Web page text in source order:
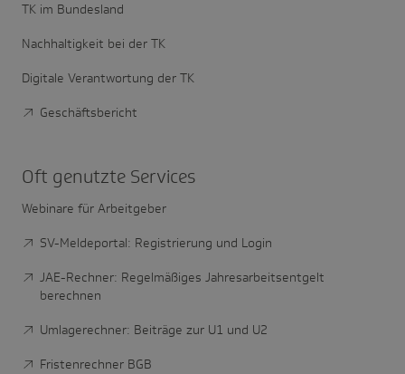
TK im Bundesland
Nachhaltigkeit bei der TK
Digitale Verantwortung der TK
Geschäftsbericht
Oft genutzte Services
Webinare für Arbeitgeber
SV-Meldeportal: Registrierung und Login
JAE-Rechner: Regelmäßiges Jahresarbeitsentgelt
berechnen
Umlagerechner: Beiträge zur U1 und U2
Fristenrechner BGB